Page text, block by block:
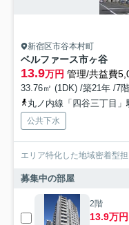
新宿区市谷本村町
ベルファース市ヶ谷
13.9万円 管理/共益費
33.76㎡ (1DK) /築21年 /7
丸ノ内線「四谷三丁目」
公共下水
エリア特化した地域密着型
募集中の部屋
2階
13.9万円